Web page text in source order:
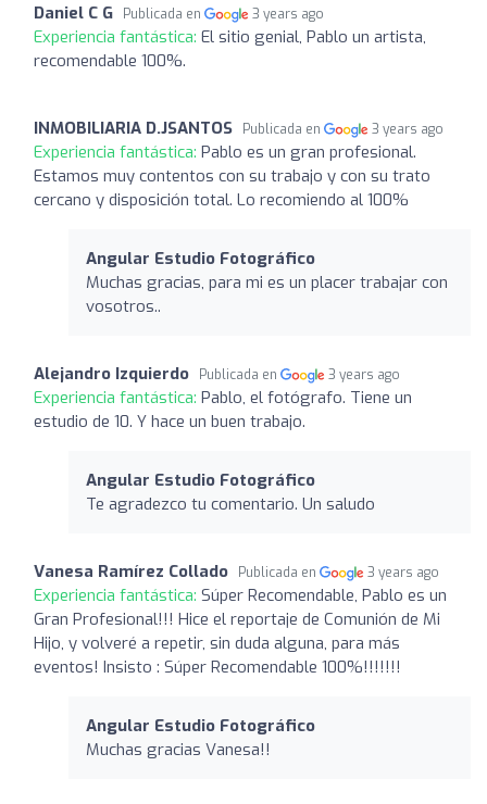
Daniel C G Publicada en 3 years ago
Experiencia fantástica: El sitio genial, Pablo un artista,
recomendable 100%.
INMOBILIARIA D.JSANTOS Publicada en 3 years ago
Experiencia fantástica: Pablo es un gran profesional.
Estamos muy contentos con su trabajo y con su trato
cercano y disposición total. Lo recomiendo al 100%
Angular Estudio Fotográfico
Muchas gracias, para mi es un placer trabajar con
vosotros..
Alejandro Izquierdo Publicada en 3 years ago
Experiencia fantástica: Pablo, el fotógrafo. Tiene un
estudio de 10. Y hace un buen trabajo.
Angular Estudio Fotográfico
Te agradezco tu comentario. Un saludo
Vanesa Ramírez Collado Publicada en 3 years ago
Experiencia fantástica: Súper Recomendable, Pablo es un
Gran Profesional!!! Hice el reportaje de Comunión de Mi
Hijo, y volveré a repetir, sin duda alguna, para más
eventos! Insisto : Súper Recomendable 100%!!!!!!!
Angular Estudio Fotográfico
Muchas gracias Vanesa!!